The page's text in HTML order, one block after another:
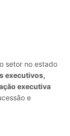
setor no estado
executivos,
executiva
e